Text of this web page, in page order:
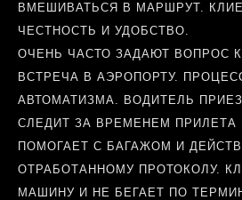
ВМЕШИВАТЬСЯ В МАРШРУТ.
ЧЕСТНОСТЬ И УДОБСТВО.
ОЧЕНЬ ЧАСТО ЗАДАЮТ ВОПРОС
ВСТРЕЧА В АЭРОПОРТУ.
АВТОМАТИЗМА. ВОДИТЕЛЬ
СЛЕДИТ ЗА ВРЕМЕНЕМ ПРИЛЕТА
ПОМОГАЕТ С БАГАЖОМ И
ОТРАБОТАННОМУ ПРОТОКОЛУ.
МАШИНУ И НЕ БЕГАЕТ ПО